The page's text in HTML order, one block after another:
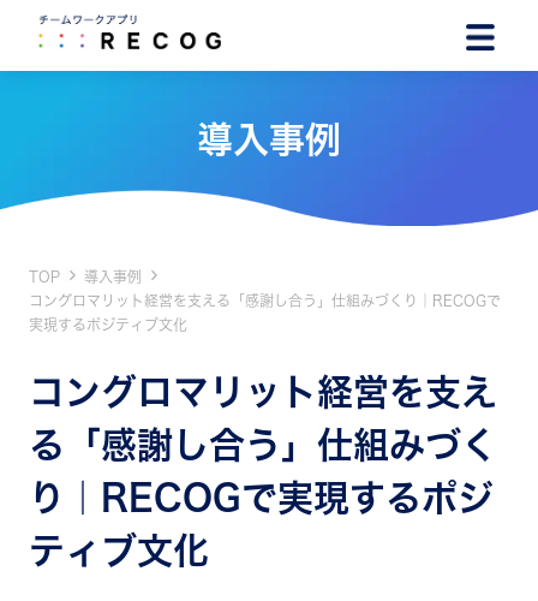
導入事例
TOP
導入事例
コングロマリット経営を支える「感謝し合う」仕組みづくり｜RECOGで
実現するポジティブ文化
コングロマリット経営を支え
る「感謝し合う」仕組みづく
り｜RECOGで実現するポジ
ティブ文化